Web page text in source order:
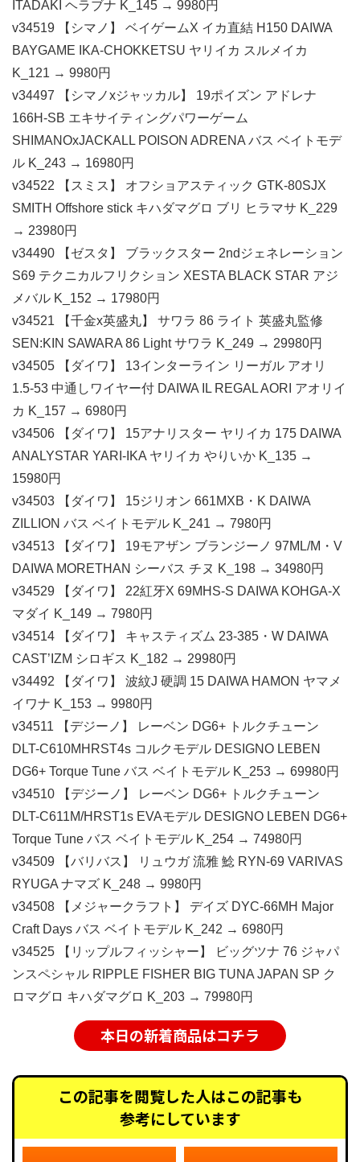
ITADAKI ヘラブナ K_145 → 9980円
v34519 【シマノ】 ベイゲームX イカ直結 H150 DAIWA
BAYGAME IKA-CHOKKETSU ヤリイカ スルメイカ
K_121 → 9980円
v34497 【シマノxジャッカル】 19ポイズン アドレナ
166H-SB エキサイティングパワーゲーム
SHIMANOxJACKALL POISON ADRENA バス ベイトモデ
ル K_243 → 16980円
v34522 【スミス】 オフショアスティック GTK-80SJX
SMITH Offshore stick キハダマグロ ブリ ヒラマサ K_229
→ 23980円
v34490 【ゼスタ】 ブラックスター 2ndジェネレーション
S69 テクニカルフリクション XESTA BLACK STAR アジ
メバル K_152 → 17980円
v34521 【千金x英盛丸】 サワラ 86 ライト 英盛丸監修
SEN:KIN SAWARA 86 Light サワラ K_249 → 29980円
v34505 【ダイワ】 13インターライン リーガル アオリ
1.5-53 中通しワイヤー付 DAIWA IL REGAL AORI アオリイ
カ K_157 → 6980円
v34506 【ダイワ】 15アナリスター ヤリイカ 175 DAIWA
ANALYSTAR YARI-IKA ヤリイカ やりいか K_135 →
15980円
v34503 【ダイワ】 15ジリオン 661MXB・K DAIWA
ZILLION バス ベイトモデル K_241 → 7980円
v34513 【ダイワ】 19モアザン ブランジーノ 97ML/M・V
DAIWA MORETHAN シーバス チヌ K_198 → 34980円
v34529 【ダイワ】 22紅牙X 69MHS-S DAIWA KOHGA-X
マダイ K_149 → 7980円
v34514 【ダイワ】 キャスティズム 23-385・W DAIWA
CAST’IZM シロギス K_182 → 29980円
v34492 【ダイワ】 波紋J 硬調 15 DAIWA HAMON ヤマメ
イワナ K_153 → 9980円
v34511 【デジーノ】 レーベン DG6+ トルクチューン
DLT-C610MHRST4s コルクモデル DESIGNO LEBEN
DG6+ Torque Tune バス ベイトモデル K_253 → 69980円
v34510 【デジーノ】 レーベン DG6+ トルクチューン
DLT-C611M/HRST1s EVAモデル DESIGNO LEBEN DG6+
Torque Tune バス ベイトモデル K_254 → 74980円
v34509 【バリバス】 リュウガ 流雅 鯰 RYN-69 VARIVAS
RYUGA ナマズ K_248 → 9980円
v34508 【メジャークラフト】 デイズ DYC-66MH Major
Craft Days バス ベイトモデル K_242 → 6980円
v34525 【リップルフィッシャー】 ビッグツナ 76 ジャパ
ンスペシャル RIPPLE FISHER BIG TUNA JAPAN SP ク
ロマグロ キハダマグロ K_203 → 79980円
本日の新着商品はコチラ
この記事を閲覧した人はこの記事も
参考にしています